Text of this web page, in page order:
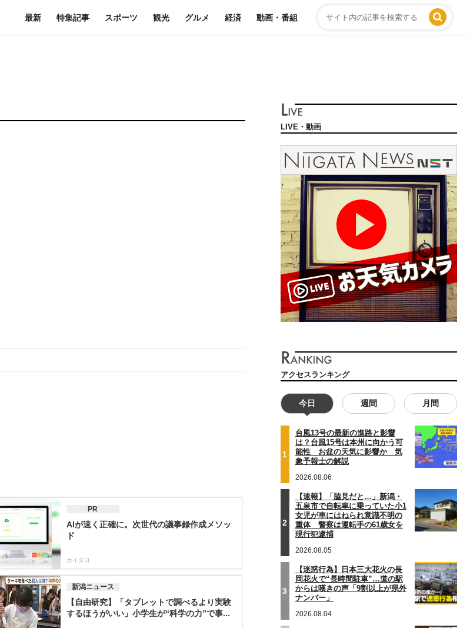
最新 特集記事 スポーツ 観光 グルメ 経済 動画・番組
PR
AIが速く正確に。次世代の議事録作成メソッ
ド
カイタヨ
新潟ニュース
【自由研究】「タブレットで調べるより実験
するほうがいい」小学生が“科学の力”で事...
LIVE・動画
アクセスランキング
今日 週間 月間
1
台風13号の最新の進路と影響
は？台風15号は本州に向かう可
能性 お盆の天気に影響か 気
象予報士の解説
2026.08.06
2
【速報】「脇見だと…」新潟・
五泉市で自転車に乗っていた小1
女児が車にはねられ意識不明の
重体 警察は運転手の61歳女を
現行犯逮捕
2026.08.05
3
【迷惑行為】日本三大花火の長
岡花火で“長時間駐車”…道の駅
からは嘆きの声「9割以上が県外
ナンバー」
2026.08.04